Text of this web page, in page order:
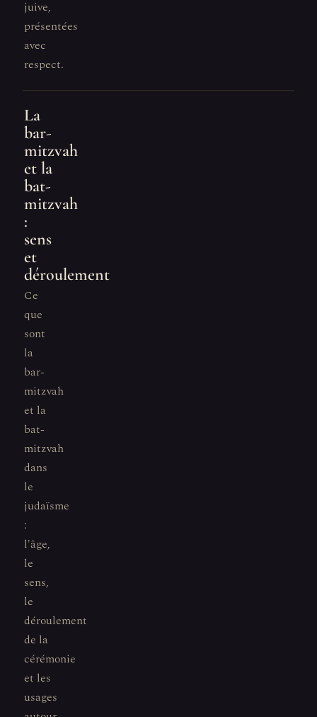
juive,
présentées
avec
respect.
La
bar-
mitzvah
et la
bat-
mitzvah
:
sens
et
déroulement
Ce
que
sont
la
bar-
mitzvah
et la
bat-
mitzvah
dans
le
judaïsme
:
l'âge,
le
sens,
le
déroulement
de la
cérémonie
et les
usages